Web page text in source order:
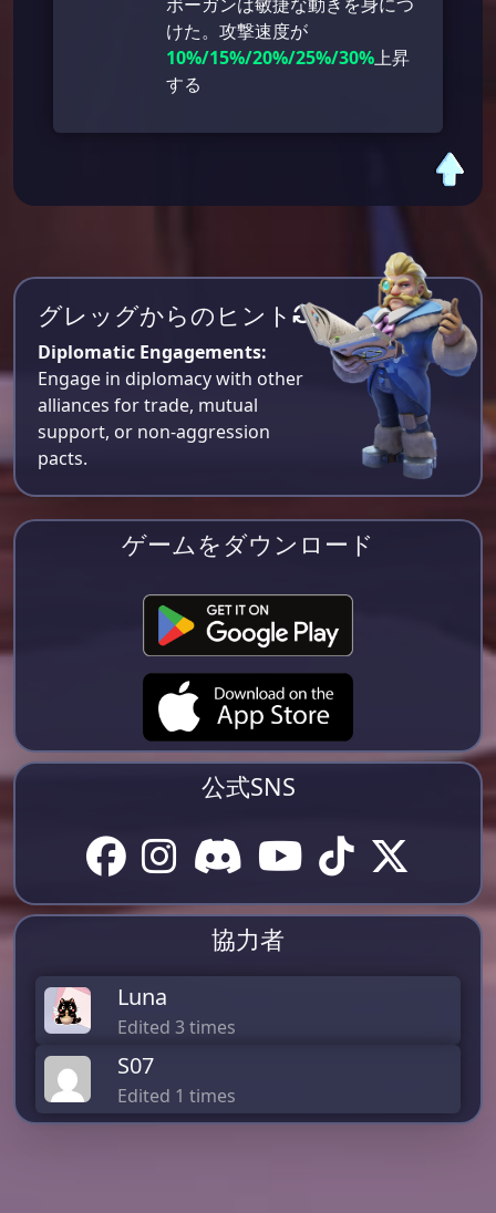
ボーガンは敏捷な動きを身につ
けた。攻撃速度が
10%/15%/20%/25%/30%上昇
する
グレッグからのヒント
Diplomatic Engagements:
Engage in diplomacy with other
alliances for trade, mutual
support, or non-aggression
pacts.
ゲームをダウンロード
公式SNS
協力者
Luna
Edited 3 times
S07
Edited 1 times